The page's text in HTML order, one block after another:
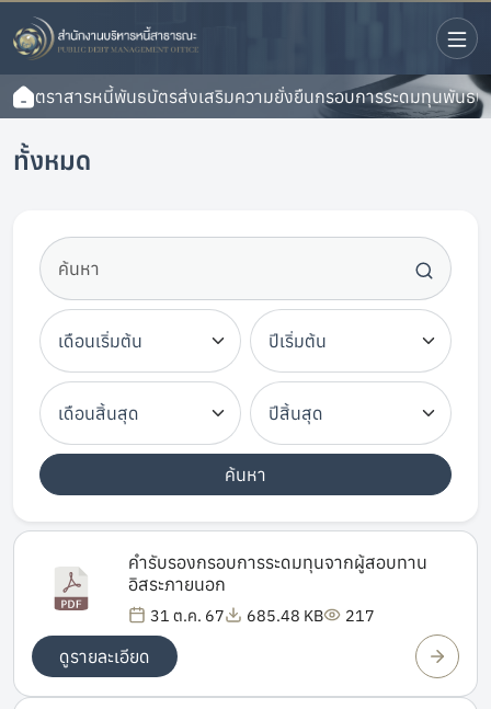
ตราสารหนี้พันธบัตรส่งเสริมความยั่งยืนกรอบการระดมทุนพันธ
ทั้งหมด
ค้นหา
คำรับรองกรอบการระดมทุนจากผู้สอบทาน
อิสระภายนอก
31 ต.ค. 67 685.48 KB 217
ดูรายละเอียด